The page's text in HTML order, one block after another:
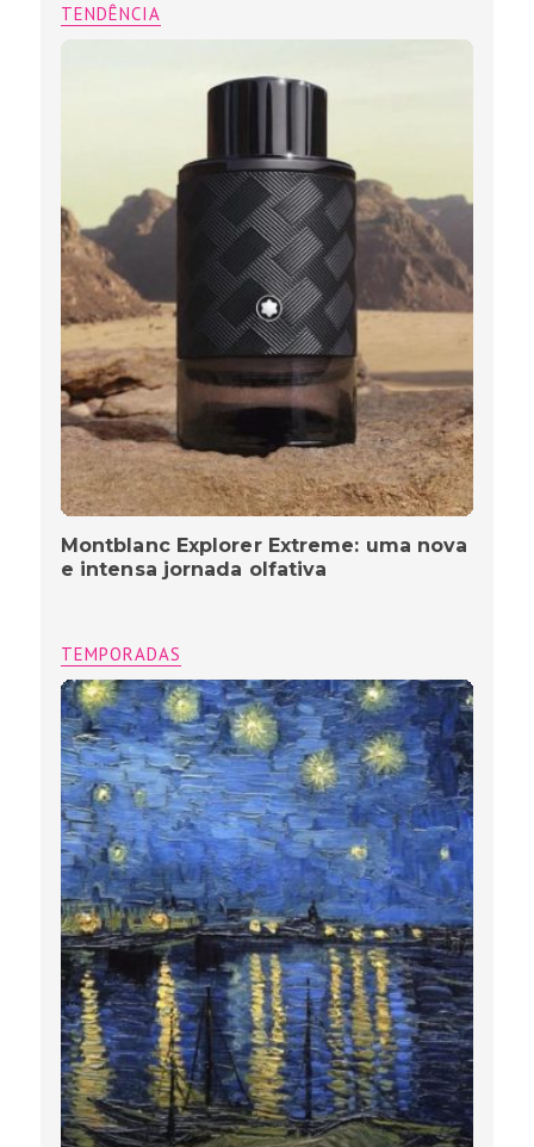
TENDÊNCIA
Montblanc Explorer Extreme: uma nova
e intensa jornada olfativa
TEMPORADAS